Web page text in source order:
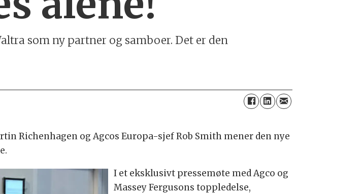
som ny partner og samboer. Det er den
Richenhagen og Agcos Europa-sjef Rob Smith mener den nye
I et eksklusivt pressemøte med Agco og
Massey Fergusons toppledelse,